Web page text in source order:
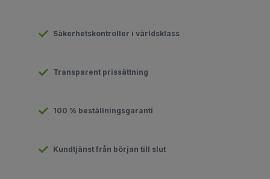
Säkerhetskontroller i världsklass
Transparent prissättning
100 % beställningsgaranti
Kundtjänst från början till slut